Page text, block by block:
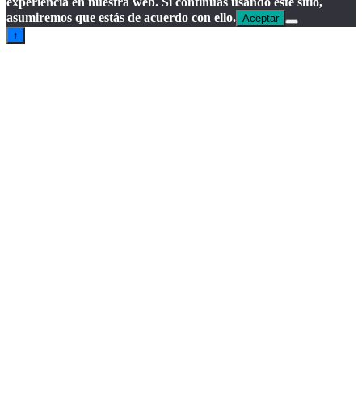
asumiremos que estás de acuerdo con ello. Aceptar
↑